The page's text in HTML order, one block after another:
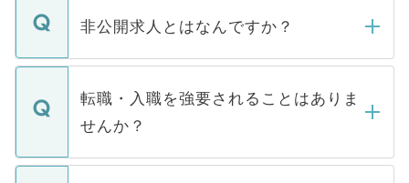
登録内容を確認し、その後メールもしくは
ます。通常、5営業日以内にはご連絡をせて
いただきますので、しばらくお待ちくださ
非公開求人とはなんですか？
マイナビDOCTORで取り扱っている求人の
うち約3割は、Webサイトからご覧いただ
けない「非公開求人」です。非公開求人は
下記の理由によって、一般には公開してい
ません。
転職・入職を強要されることはありま
せんか？
転職・入職を強要することは一切ありませ